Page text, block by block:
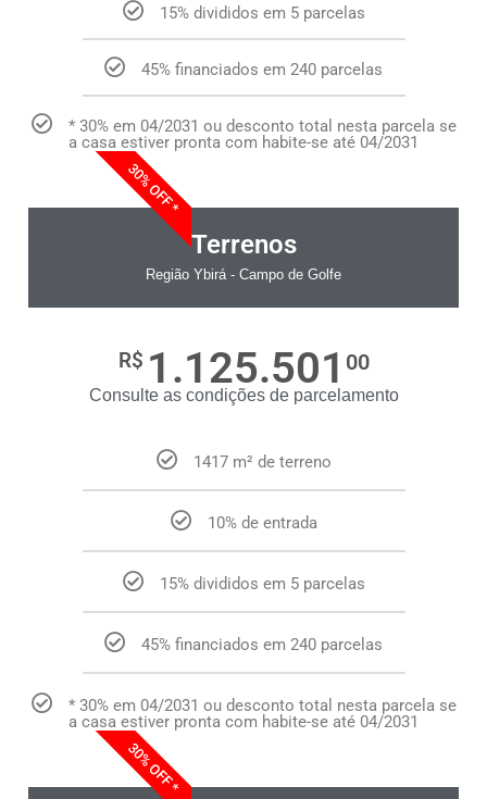
15% divididos em 5 parcelas
45% financiados em 240 parcelas
* 30% em 04/2031 ou desconto total nesta parcela se
a casa estiver pronta com habite-se até 04/2031
30% OFF *
Terrenos
Região Ybirá - Campo de Golfe
R$ 1.125.501 00
Consulte as condições de parcelamento
1417 m² de terreno
10% de entrada
15% divididos em 5 parcelas
45% financiados em 240 parcelas
* 30% em 04/2031 ou desconto total nesta parcela se
a casa estiver pronta com habite-se até 04/2031
30% OFF *